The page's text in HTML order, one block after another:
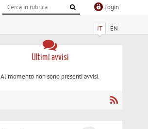
Login
IT EN
Ultimi avvisi
Al momento non sono presenti avvisi.